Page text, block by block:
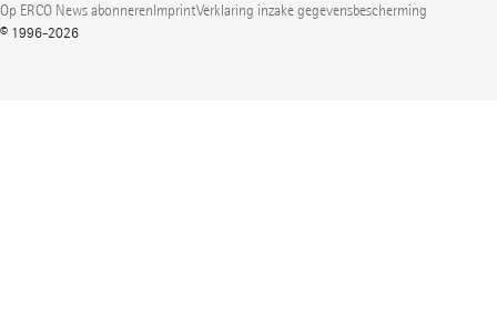
Op ERCO News abonnerenImprintVerklaring inzake gegevensbescherming
© 1996-2026